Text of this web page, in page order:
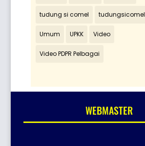
tudung si comel tudungsicomel
Umum UPKK Video
Video PDPR Pelbagai
WEBMASTER